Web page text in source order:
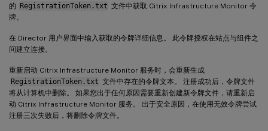
的
RegistrationToken.txt 文件中获取 Citrix Infrastructure Monitor 令
牌。
在 Director 用户界面中输入获取的令牌详细信息。 此令牌授权在站点与组件之
间建立连接。
重新启动 Citrix Infrastructure Monitor 服务时，会重新生成
RegistrationToken.txt 文件中存在的令牌文本。 注册成功后，令牌文件
将从计算机中删除。 如果您出于任何原因需要重新创建新令牌文件，请重新启
动 Citrix Infrastructure Monitor 服务。 出于安全原因，在使用无效令牌尝试
注册三次失败后，将删除令牌文件。